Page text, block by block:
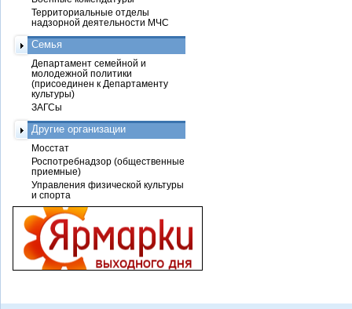
Территориальные отделы
надзорной деятельности МЧС
Семья
Департамент семейной и
молодежной политики
(присоединен к Департаменту
культуры)
ЗАГСы
Другие организации
Мосстат
Роспотребнадзор (общественные
приемные)
Управления физической культуры
и спорта